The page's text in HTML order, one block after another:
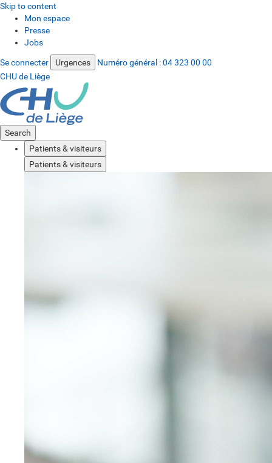
Skip to content
Mon espace
Presse
Jobs
Se connecter Urgences Numéro général :04 323 00 00
CHU de Liège
Search
Patients & visiteurs
Patients & visiteurs